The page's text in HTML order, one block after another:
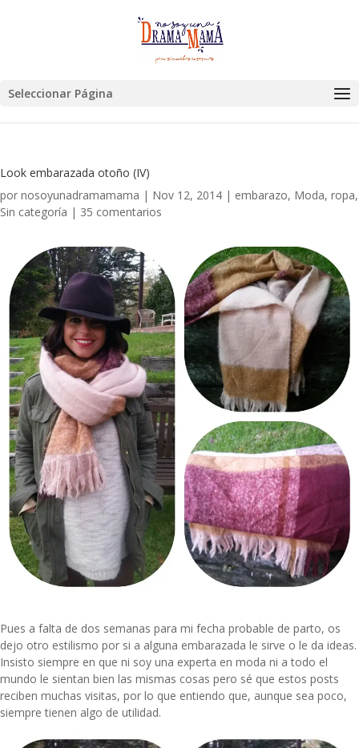
Seleccionar Página
Look embarazada otoño (IV)
por nosoyunadramamama | Nov 12, 2014 | embarazo, Moda, ropa,
Sin categoría | 35 comentarios
Pues a falta de dos semanas para mi fecha probable de parto, os
dejo otro estilismo por si a alguna embarazada le sirve o le da ideas.
Insisto siempre en que ni soy una experta en moda ni a todo el
mundo le sientan bien las mismas cosas pero sé que estos posts
reciben muchas visitas, por lo que entiendo que, aunque sea poco,
siempre tienen algo de utilidad.